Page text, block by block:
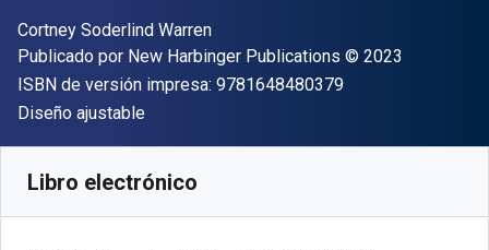
Autor(es)
Cortney Soderlind Warren
Editor
Publicado por New Harbinger Publications Copyright
© 2023
ISBN de versión impresa: 9781648480379"ISBN-13
Formato
Diseño ajustable
Libro electrónico